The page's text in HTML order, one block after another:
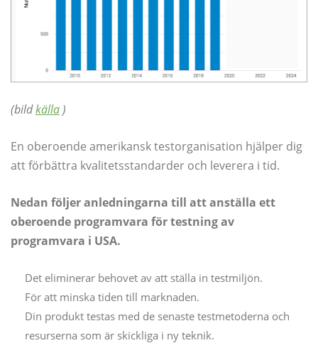
(bildkälla )
En oberoende amerikansk testorganisation hjälper dig
att förbättra kvalitetsstandarder och leverera i tid.
Nedan följer anledningarna till att anställa ett
oberoende programvara för testning av
programvara i USA.
Det eliminerar behovet av att ställa in testmiljön.
För att minska tiden till marknaden.
Din produkt testas med de senaste testmetoderna och
resurserna som är skickliga i ny teknik.